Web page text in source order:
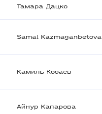
Тамара Дацко
Samal Kazmaganbetova
Камиль Косаев
Айнур Капарова